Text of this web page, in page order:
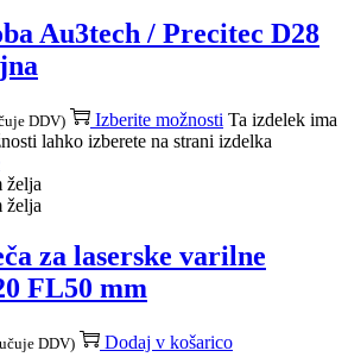
Au3tech / Precitec D28
DDV) Izberite možnosti Ta izdelek ima
lahko izberete na strani izdelka
želja
želja
za laserske varilne
FL50 mm
DDV) Dodaj v košarico